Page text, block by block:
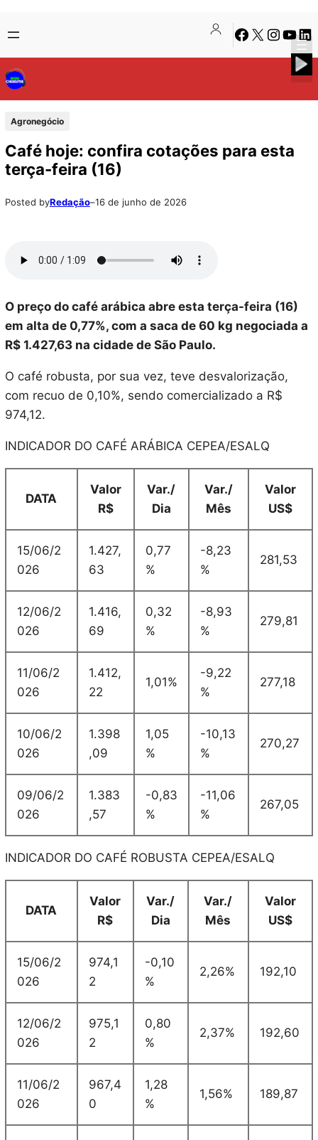
para
o
conteúdo
to
content
Facebook
X Instagram
Agronegócio
Café hoje: confira cotações para esta
terça-feira (16)
Posted byRedação–16 de junho de 2026
O preço do café arábica abre esta terça-feira (16)
em alta de 0,77%, com a saca de 60 kg negociada a
R$ 1.427,63 na cidade de São Paulo.
O café robusta, por sua vez, teve desvalorização,
com recuo de 0,10%, sendo comercializado a R$
974,12.
INDICADOR DO CAFÉ ARÁBICA CEPEA/ESALQ
DATA
Valor
R$
Var./
Dia
Var./
Mês
Valor
US$
15/06/2
026
1.427,
63
0,77
%
-8,23
%
281,53
12/06/2
026
1.416,
69
0,32
%
-8,93
%
279,81
11/06/2
026
1.412,
22
1,01%
-9,22
%
277,18
10/06/2
026
1.398
,09
1,05
%
-10,13
%
270,27
09/06/2
026
1.383
,57
-0,83
%
-11,06
%
267,05
INDICADOR DO CAFÉ ROBUSTA CEPEA/ESALQ
DATA
Valor
R$
Var./
Dia
Var./
Mês
Valor
US$
15/06/2
026
974,1
2
-0,10
%
2,26% 192,10
12/06/2
026
975,1
2
0,80
%
2,37% 192,60
11/06/2
026
967,4
0
1,28
%
1,56% 189,87